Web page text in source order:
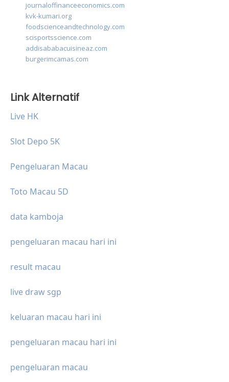
journaloffinanceeconomics.com
kvk-kumari.org
foodscienceandtechnology.com
scisportsscience.com
addisababacuisineaz.com
burgerimcamas.com
Link Alternatif
Live HK
Slot Depo 5K
Pengeluaran Macau
Toto Macau 5D
data kamboja
pengeluaran macau hari ini
result macau
live draw sgp
keluaran macau hari ini
pengeluaran macau hari ini
pengeluaran macau